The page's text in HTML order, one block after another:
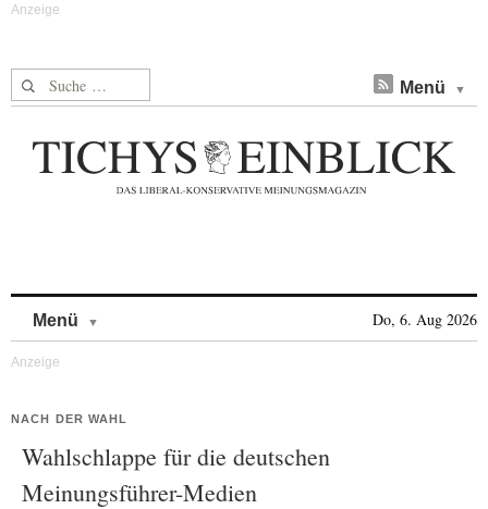
Suche nach: Menü
Menü Do, 6. Aug 2026
NACH DER WAHL
Wahlschlappe für die deutschen
Meinungsführer-Medien